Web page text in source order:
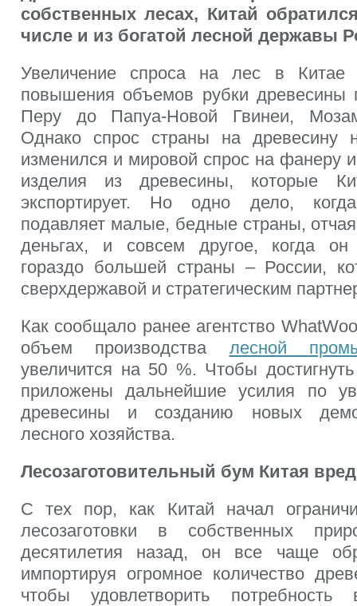
собственных лесах, Китай
числе и из богатой лесной державы
Увеличение спроса на лес в Китае
повышения объемов рубки древесины
Перу до Папуа-Новой Гвинеи,
Однако спрос страны на древесину
изменился и мировой спрос на фанеру
изделия из древесины, которые
экспортирует. Но одно дело,
подавляет малые, бедные страны,
деньгах, и совсем другое, когда он
гораздо большей страны – России,
сверхдержавой и стратегическим
Как сообщало ранее агентство
объем производства лесной
увеличится на 50 %. Чтобы
приложены дальнейшие усилия по
древесины и созданию новых
лесного хозяйства.
Лесозаготовительный бум Китая
С тех пор, как Китай начал
лесозаготовки в собственных
десятилетия назад, он все чаще
импортируя огромное количество
чтобы удовлетворить